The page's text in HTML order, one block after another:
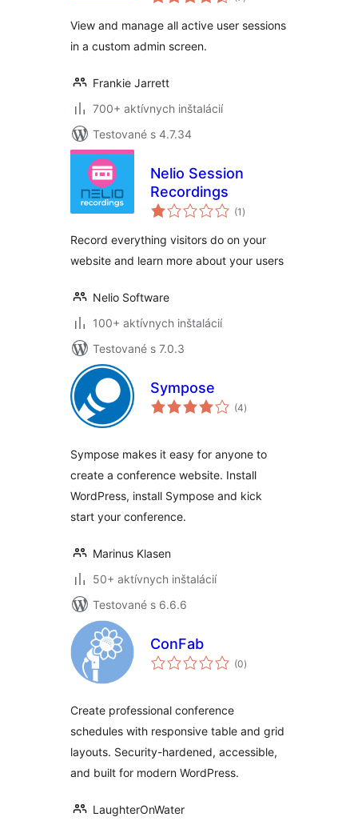
View and manage all active user sessions
in a custom admin screen.
Frankie Jarrett
700+ aktívnych inštalácií
Testované s 4.7.34
Nelio Session
Recordings
(1 celkové
hodnotenie
)
Record everything visitors do on your
website and learn more about your users
Nelio Software
100+ aktívnych inštalácií
Testované s 7.0.3
Sympose
(4celkové
hodnotenie
)
Sympose makes it easy for anyone to
create a conference website. Install
WordPress, install Sympose and kick
start your conference.
Marinus Klasen
50+ aktívnych inštalácií
Testované s 6.6.6
ConFab
(0celkové
hodnotenie
)
Create professional conference
schedules with responsive table and grid
layouts. Security-hardened, accessible,
and built for modern WordPress.
LaughterOnWater